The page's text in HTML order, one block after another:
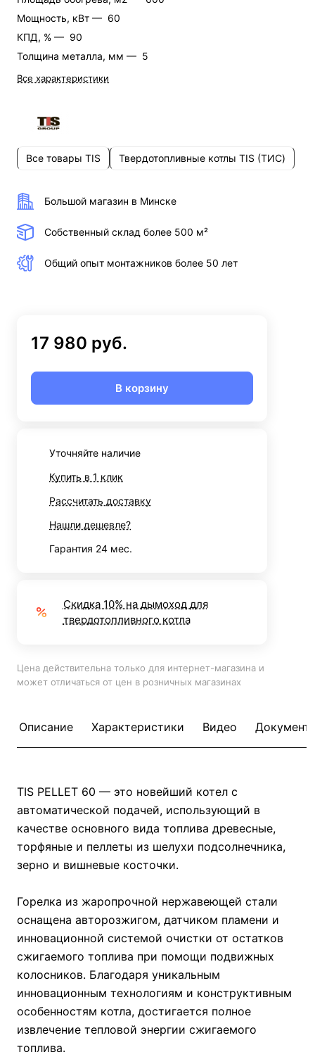
Мощность, кВт — 60
КПД, % — 90
Толщина металла, мм — 5
Все характеристики
Все товары TIS Твердотопливные котлы TIS (ТИС)
Большой магазин в Минске
Собственный склад более 500 м²
Общий опыт монтажников более 50 лет
17 980 руб.
В корзину
Уточняйте наличие
Купить в 1 клик
Рассчитать доставку
Нашли дешевле?
Гарантия 24 мес.
Скидка 10% на дымоход для
твердотопливного котла
Цена действительна только для интернет-магазина и
может отличаться от цен в розничных магазинах
Описание Характеристики Видео
TIS PELLET 60 — это новейший котел с
автоматической подачей, использующий в
качестве основного вида топлива древесные,
торфяные и пеллеты из шелухи подсолнечника,
зерно и вишневые косточки.
Горелка из жаропрочной нержавеющей стали
оснащена авторозжигом, датчиком пламени и
инновационной системой очистки от остатков
сжигаемого топлива при помощи подвижных
колосников. Благодаря уникальным
инновационным технологиям и конструктивным
особенностям котла, достигается полное
извлечение тепловой энергии сжигаемого
топлива.